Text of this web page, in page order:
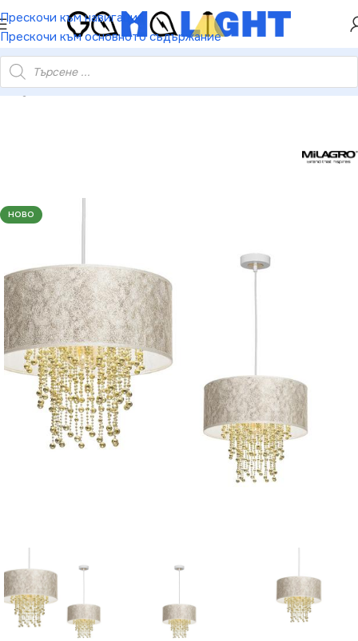
Прескочи към навигация
Прескочи към основното съдържание
НАМАЛЕНИЕ ОТ 5%
Milagro MLP6446 Висяща лампа ALMERIA WHITE/GOLD 1xE27
НОВО